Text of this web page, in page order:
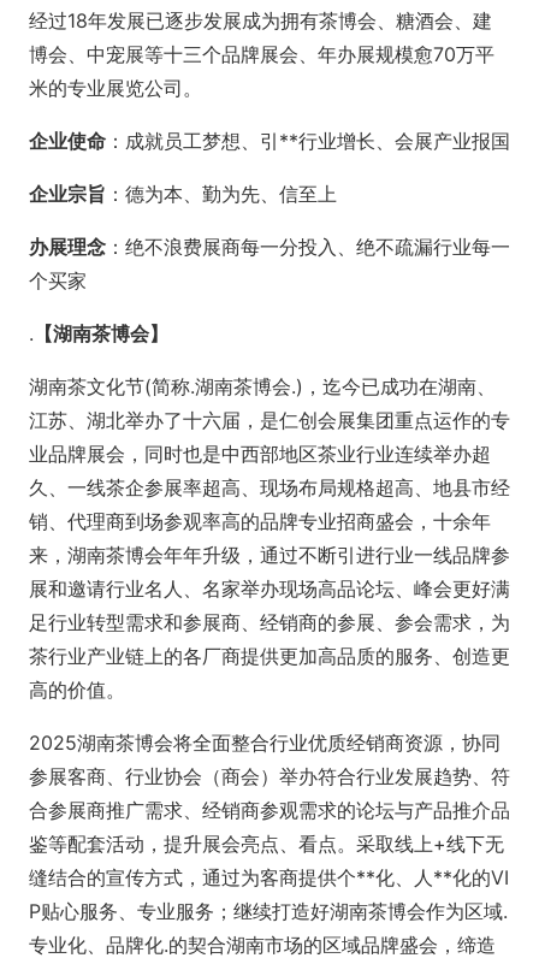
经过18年发展已逐步发展成为拥有茶博会、糖酒会、建
博会、中宠展等十三个品牌展会、年办展规模愈70万平
米的专业展览公司。
企业使命 ：成就员工梦想、引**行业增长、会展产业报国
企业宗旨 ：德为本、勤为先、信至上
办展理念 ：绝不浪费展商每一分投入、绝不疏漏行业每一
个买家
. 【湖南茶博会】
湖南茶文化节(简称.湖南茶博会.)，迄今已成功在湖南、
江苏、湖北举办了十六届，是仁创会展集团重点运作的专
业品牌展会，同时也是中西部地区茶业行业连续举办超
久、一线茶企参展率超高、现场布局规格超高、地县市经
销、代理商到场参观率高的品牌专业招商盛会，十余年
来，湖南茶博会年年升级，通过不断引进行业一线品牌参
展和邀请行业名人、名家举办现场高品论坛、峰会更好满
足行业转型需求和参展商、经销商的参展、参会需求，为
茶行业产业链上的各厂商提供更加高品质的服务、创造更
高的价值。
2025湖南茶博会将全面整合行业优质经销商资源，协同
参展客商、行业协会（商会）举办符合行业发展趋势、符
合参展商推广需求、经销商参观需求的论坛与产品推介品
鉴等配套活动，提升展会亮点、看点。采取线上+线下无
缝结合的宣传方式，通过为客商提供个**化、人**化的VI
P贴心服务、专业服务；继续打造好湖南茶博会作为区域.
专业化、品牌化.的契合湖南市场的区域品牌盛会，缔造